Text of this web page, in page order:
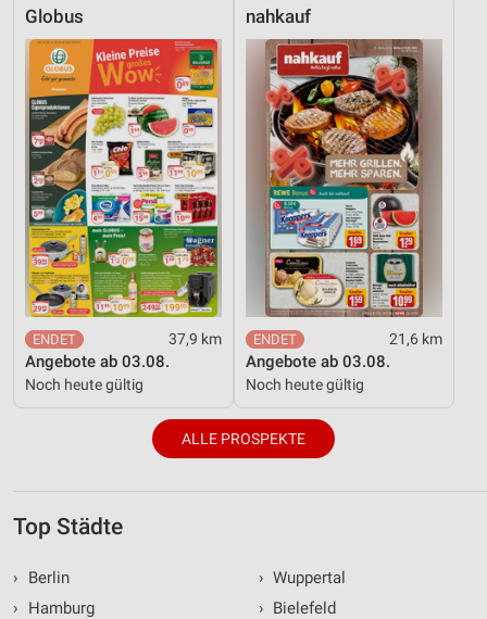
Globus
37,9 km
Angebote ab 03.08.
Noch heute gültig
nahkauf
21,6 km
Angebote ab 03.08.
Noch heute gültig
ALLE PROSPEKTE
Top Städte
›
Berlin
›
Hamburg
› Wuppertal
› Bielefeld